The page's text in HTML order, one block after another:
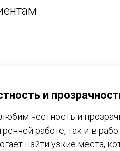
и
честность и
работе, так и в
найти узкие места,